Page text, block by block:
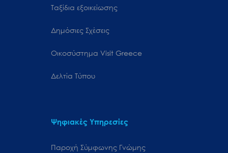
Ταξίδια εξοικείωσης
Δημόσιες Σχέσεις
Oικοσύστημα Visit Greece
Δελτία Τύπου
Ψηφιακές Υπηρεσίες
Παροχή Σύμφωνης Γνώμης